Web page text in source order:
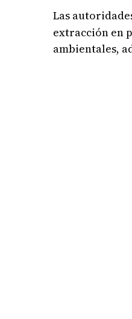
Las
extracción en
ambientales,